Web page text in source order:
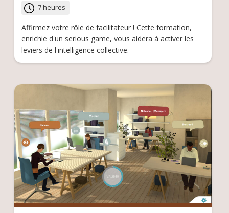
7 heures
Affirmez votre rôle de facilitateur ! Cette formation,
enrichie d'un serious game, vous aidera à activer les
leviers de l'intelligence collective.